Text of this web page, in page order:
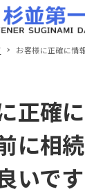
お客様に正確に情
正確
に相
いで